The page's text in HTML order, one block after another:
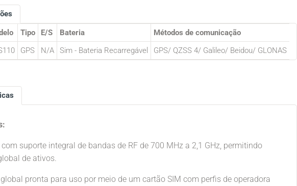
Tipo E/S Bateria
Métodos de comunicação
GPS N/A Sim - Bateria Recarregável GPS/ QZSS 4/ Galileo/ Beidou/ GLONAS
suporte integral de bandas de RF de 700 MHz a 2,1 GHz, permitindo
de ativos.
pronta para uso por meio de um cartão SIM com perfis de operadora